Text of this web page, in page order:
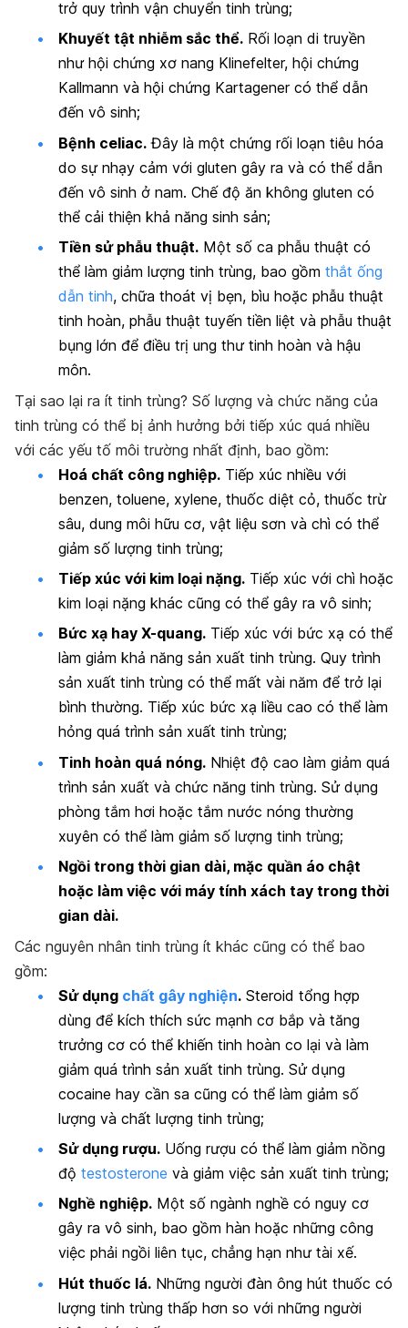
trở quy trình vận chuyển tinh trùng;
Khuyết tật nhiễm sắc thể. Rối loạn di truyền
như hội chứng xơ nang Klinefelter, hội chứng
Kallmann và hội chứng Kartagener có thể dẫn
đến vô sinh;
Bệnh celiac. Đây là một chứng rối loạn tiêu hóa
do sự nhạy cảm với gluten gây ra và có thể dẫn
đến vô sinh ở nam. Chế độ ăn không gluten có
thể cải thiện khả năng sinh sản;
Tiền sử phẫu thuật. Một số ca phẫu thuật có
thể làm giảm lượng tinh trùng, bao gồm thắt ống
dẫn tinh, chữa thoát vị bẹn, bìu hoặc phẫu thuật
tinh hoàn, phẫu thuật tuyến tiền liệt và phẫu thuật
bụng lớn để điều trị ung thư tinh hoàn và hậu
môn.
Tại sao lại ra ít tinh trùng? Số lượng và chức năng của
tinh trùng có thể bị ảnh hưởng bởi tiếp xúc quá nhiều
với các yếu tố môi trường nhất định, bao gồm:
Hoá chất công nghiệp. Tiếp xúc nhiều với
benzen, toluene, xylene, thuốc diệt cỏ, thuốc trừ
sâu, dung môi hữu cơ, vật liệu sơn và chì có thể
giảm số lượng tinh trùng;
Tiếp xúc với kim loại nặng. Tiếp xúc với chì hoặc
kim loại nặng khác cũng có thể gây ra vô sinh;
Bức xạ hay X-quang. Tiếp xúc với bức xạ có thể
làm giảm khả năng sản xuất tinh trùng. Quy trình
sản xuất tinh trùng có thể mất vài năm để trở lại
bình thường. Tiếp xúc bức xạ liều cao có thể làm
hỏng quá trình sản xuất tinh trùng;
Tinh hoàn quá nóng. Nhiệt độ cao làm giảm quá
trình sản xuất và chức năng tinh trùng. Sử dụng
phòng tắm hơi hoặc tắm nước nóng thường
xuyên có thể làm giảm số lượng tinh trùng;
Ngồi trong thời gian dài, mặc quần áo chật
hoặc làm việc với máy tính xách tay trong thời
gian dài.
Các nguyên nhân tinh trùng ít khác cũng có thể bao
gồm:
Sử dụng chất gây nghiện. Steroid tổng hợp
dùng để kích thích sức mạnh cơ bắp và tăng
trưởng cơ có thể khiến tinh hoàn co lại và làm
giảm quá trình sản xuất tinh trùng. Sử dụng
cocaine hay cần sa cũng có thể làm giảm số
lượng và chất lượng tinh trùng;
Sử dụng rượu. Uống rượu có thể làm giảm nồng
độ testosterone và giảm việc sản xuất tinh trùng;
Nghề nghiệp. Một số ngành nghề có nguy cơ
gây ra vô sinh, bao gồm hàn hoặc những công
việc phải ngồi liên tục, chẳng hạn như tài xế.
Hút thuốc lá. Những người đàn ông hút thuốc có
lượng tinh trùng thấp hơn so với những người